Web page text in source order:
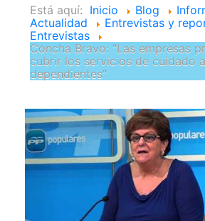
Está aquí: Inicio Blog
Actualidad
Entrevistas y
Entrevistas
Concha Bravo: "Las empresas
cubrir los servicios de cuidado
dependientes"